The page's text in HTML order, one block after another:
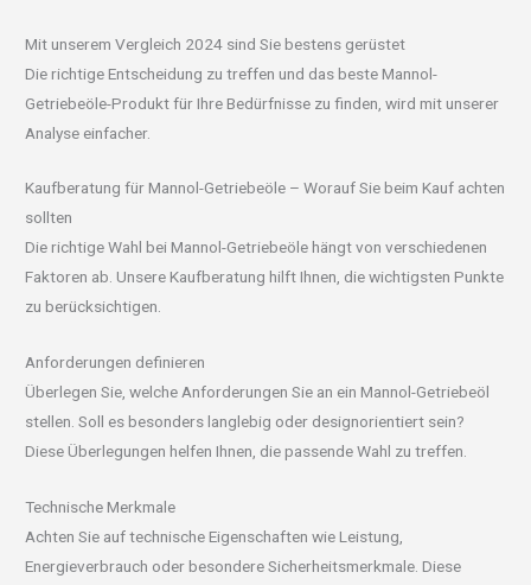
Mit unserem Vergleich 2024 sind Sie bestens gerüstet
Die richtige Entscheidung zu treffen und das beste Mannol-
Getriebeöle-Produkt für Ihre Bedürfnisse zu finden, wird mit unserer
Analyse einfacher.
Kaufberatung für Mannol-Getriebeöle – Worauf Sie beim Kauf achten
sollten
Die richtige Wahl bei Mannol-Getriebeöle hängt von verschiedenen
Faktoren ab. Unsere Kaufberatung hilft Ihnen, die wichtigsten Punkte
zu berücksichtigen.
Anforderungen definieren
Überlegen Sie, welche Anforderungen Sie an ein Mannol-Getriebeöl
stellen. Soll es besonders langlebig oder designorientiert sein?
Diese Überlegungen helfen Ihnen, die passende Wahl zu treffen.
Technische Merkmale
Achten Sie auf technische Eigenschaften wie Leistung,
Energieverbrauch oder besondere Sicherheitsmerkmale. Diese